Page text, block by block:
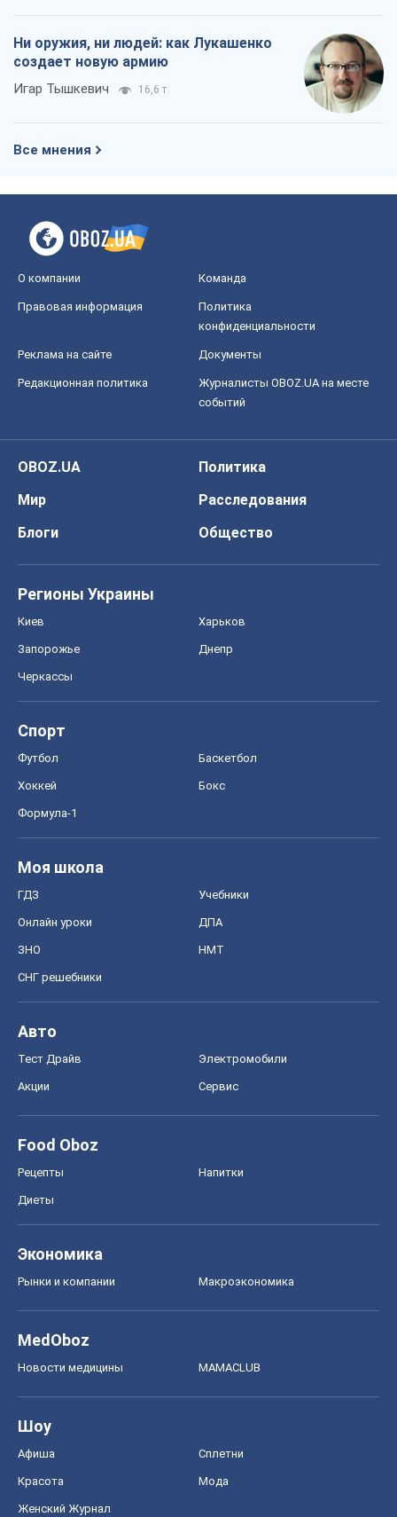
Ни оружия, ни людей: как Лукашенко
создает новую армию
Игар Тышкевич 16,6 т.
Все мнения
О компании Команда
Правовая информация
Политика
конфиденциальности
Реклама на сайте Документы
Редакционная политика
Журналисты OBOZ.UA на месте
событий
OBOZ.UA
Политика
Мир
Расследования
Блоги
Общество
Регионы Украины
Киев Харьков
Запорожье Днепр
Черкассы
Спорт
Футбол Баскетбол
Хоккей Бокс
Формула-1
Моя школа
ГДЗ Учебники
Онлайн уроки ДПА
ЗНО НМТ
СНГ решебники
Авто
Тест Драйв Электромобили
Акции Сервис
Food Oboz
Рецепты Напитки
Диеты
Экономика
Рынки и компании Mакроэкономика
MedOboz
Новости медицины MAMACLUB
Шоу
Афиша Сплетни
Красота Мода
Женский Журнал